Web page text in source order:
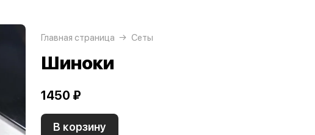
Главная страница Сеты
Шиноки
1450 ₽
В корзину